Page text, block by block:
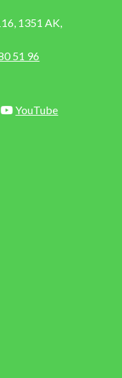
1351 AK,
51 96
YouTube